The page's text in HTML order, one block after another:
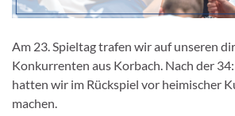
Am 23. Spieltag trafen wir auf unseren
Konkurrenten aus Korbach. Nach der
hatten wir im Rückspiel vor heimischer
machen.